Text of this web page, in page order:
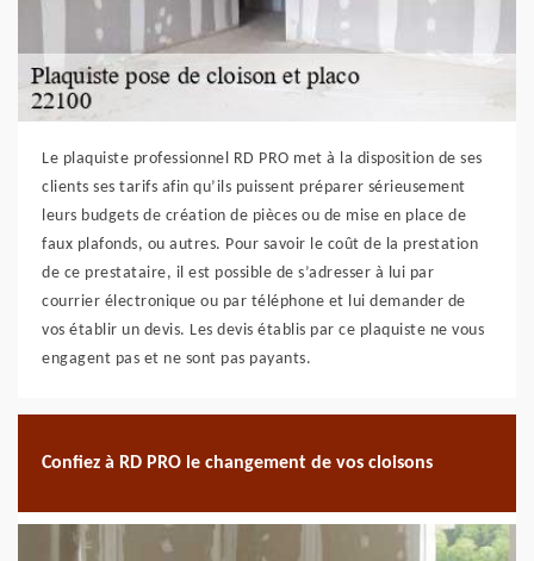
Le plaquiste professionnel RD PRO met à la disposition de ses
clients ses tarifs afin qu’ils puissent préparer sérieusement
leurs budgets de création de pièces ou de mise en place de
faux plafonds, ou autres. Pour savoir le coût de la prestation
de ce prestataire, il est possible de s’adresser à lui par
courrier électronique ou par téléphone et lui demander de
vos établir un devis. Les devis établis par ce plaquiste ne vous
engagent pas et ne sont pas payants.
Confiez à RD PRO le changement de vos cloisons